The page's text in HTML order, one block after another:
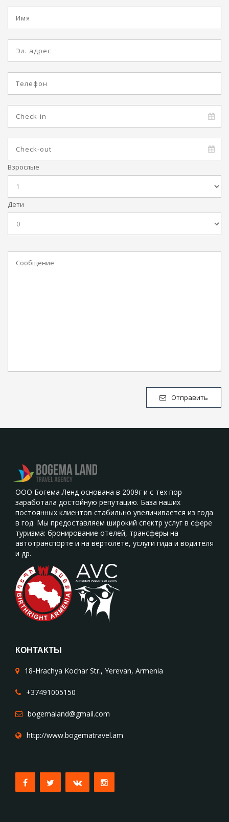
Взрослые
Дети
Отправить
ООО Богема Ленд основана в 2009г и с тех пор
заработала достойную репутацию. База наших
постоянных клиентов стабильно увеличивается из года
в год. Мы предоставляем широкий спектр услуг в сфере
туризма: бронирование отелей, трансферы на
автотранспорте и на вертолете, услуги гида и водителя
и др.
КОНТАКТЫ
18-Hrachya Kochar Str., Yerevan, Armenia
+37491005150
bogemaland@gmail.com
http://www.bogematravel.am